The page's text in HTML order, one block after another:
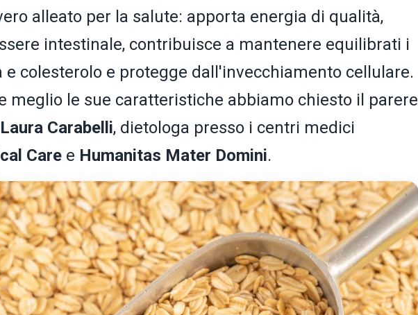
alleato per la salute: apporta energia di qualità,
intestinale, contribuisce a mantenere equilibrati i
colesterolo e protegge dall'invecchiamento cellulare.
meglio le sue caratteristiche abbiamo chiesto il parere
Laura Carabelli, dietologa presso i centri medici
Care e Humanitas Mater Domini.